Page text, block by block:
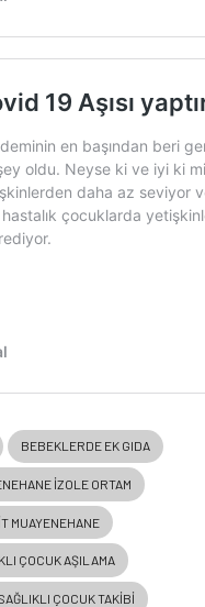
BEBEKLERDE EK GIDA
IZOLE ORTAM
MUAYENEHANE
ÇOCUK AŞILAMA
ÇOCUK TAKIBI